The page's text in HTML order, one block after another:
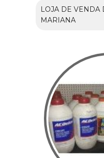
LOJA DE VENDA
MARIANA